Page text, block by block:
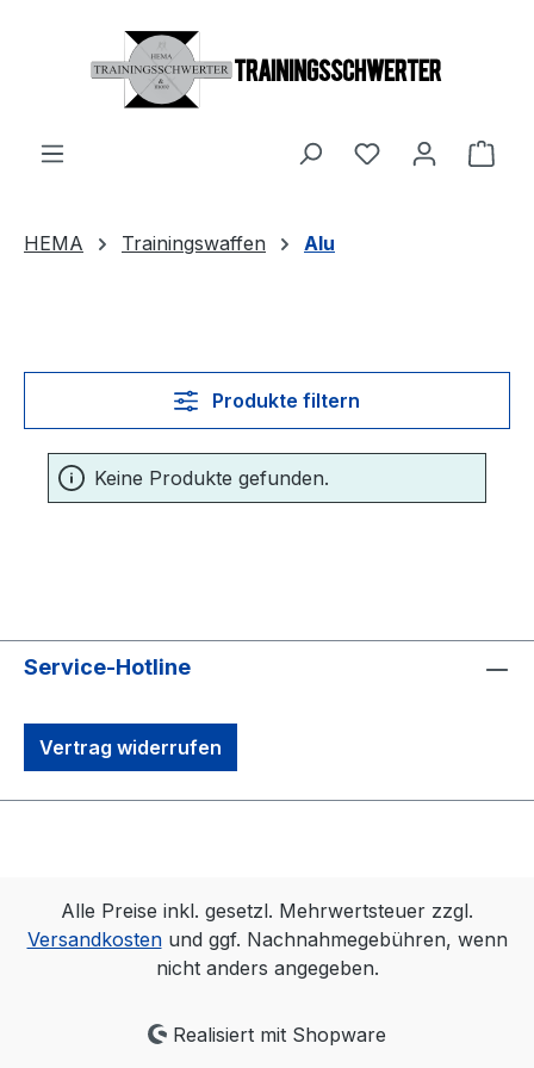
Zum Hauptinhalt springen
Du hast 0
HEMA Trainingswaffen Alu
Produkte filtern
Keine Produkte gefunden.
Service-Hotline
Vertrag widerrufen
Alle Preise inkl. gesetzl. Mehrwertsteuer zzgl.
Versandkostenund ggf. Nachnahmegebühren, wenn
nicht anders angegeben.
Realisiert mit Shopware